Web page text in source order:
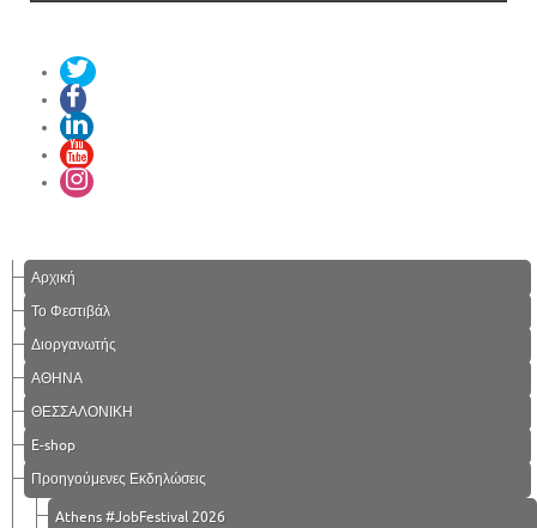
Αρχική
Το Φεστιβάλ
Διοργανωτής
ΑΘΗΝΑ
ΘΕΣΣΑΛΟΝΙΚΗ
E-shop
Προηγούμενες Εκδηλώσεις
Athens #JobFestival 2026